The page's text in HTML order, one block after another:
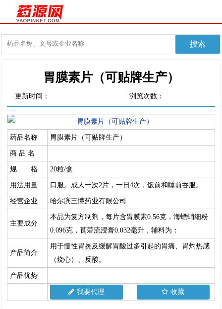
胃膜素片（可贴牌生产）
更新时间： 浏览次数：
药品名称 胃膜素片（可贴牌生产）
商 品 名
规 格 20粒/盒
用法用量 口服。成人一次2片，一日4次，饭前和睡前吞服。
经营企业 哈尔滨三懂药业有限公司
主要成分
本品为复方制剂，每片含胃膜素0.56克，海螵蛸细粉
0.096克，莨菪流浸膏0.032毫升，辅料为：
产品简介
用于慢性胃炎及缓解胃酸过多引起的胃痛、胃灼热感
（烧心）、反酸。
产品优势
我要代理 收藏